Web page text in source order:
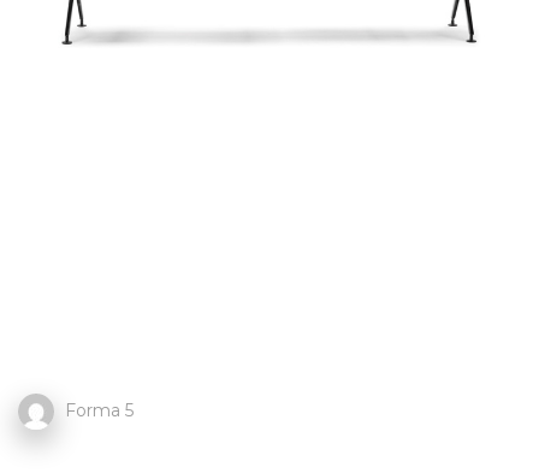
Forma 5